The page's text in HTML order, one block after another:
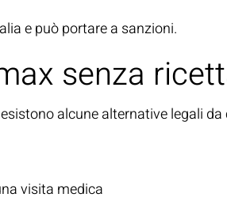
e può portare a sanzioni.
senza
alcune alternative legali da
visita medica